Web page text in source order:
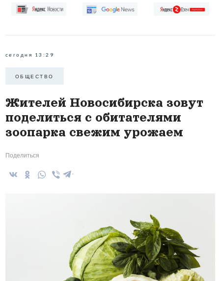
сегодня 13:29
ОБЩЕСТВО
Жителей Новосибирска зовут
поделиться с обитателями
зоопарка свежим урожаем
Поделиться